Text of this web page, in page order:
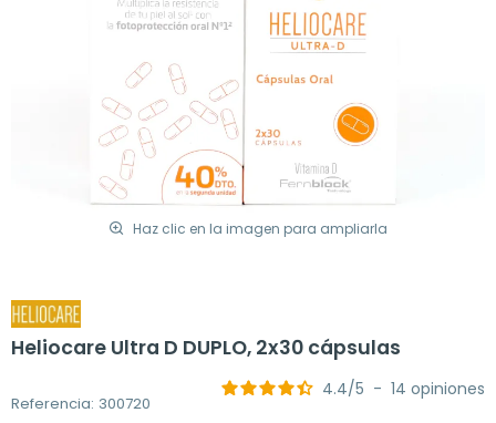
Haz clic en la imagen para ampliarla
Heliocare Ultra D DUPLO, 2x30 cápsulas
Referencia: 300720
4.4/5 - 14 opiniones